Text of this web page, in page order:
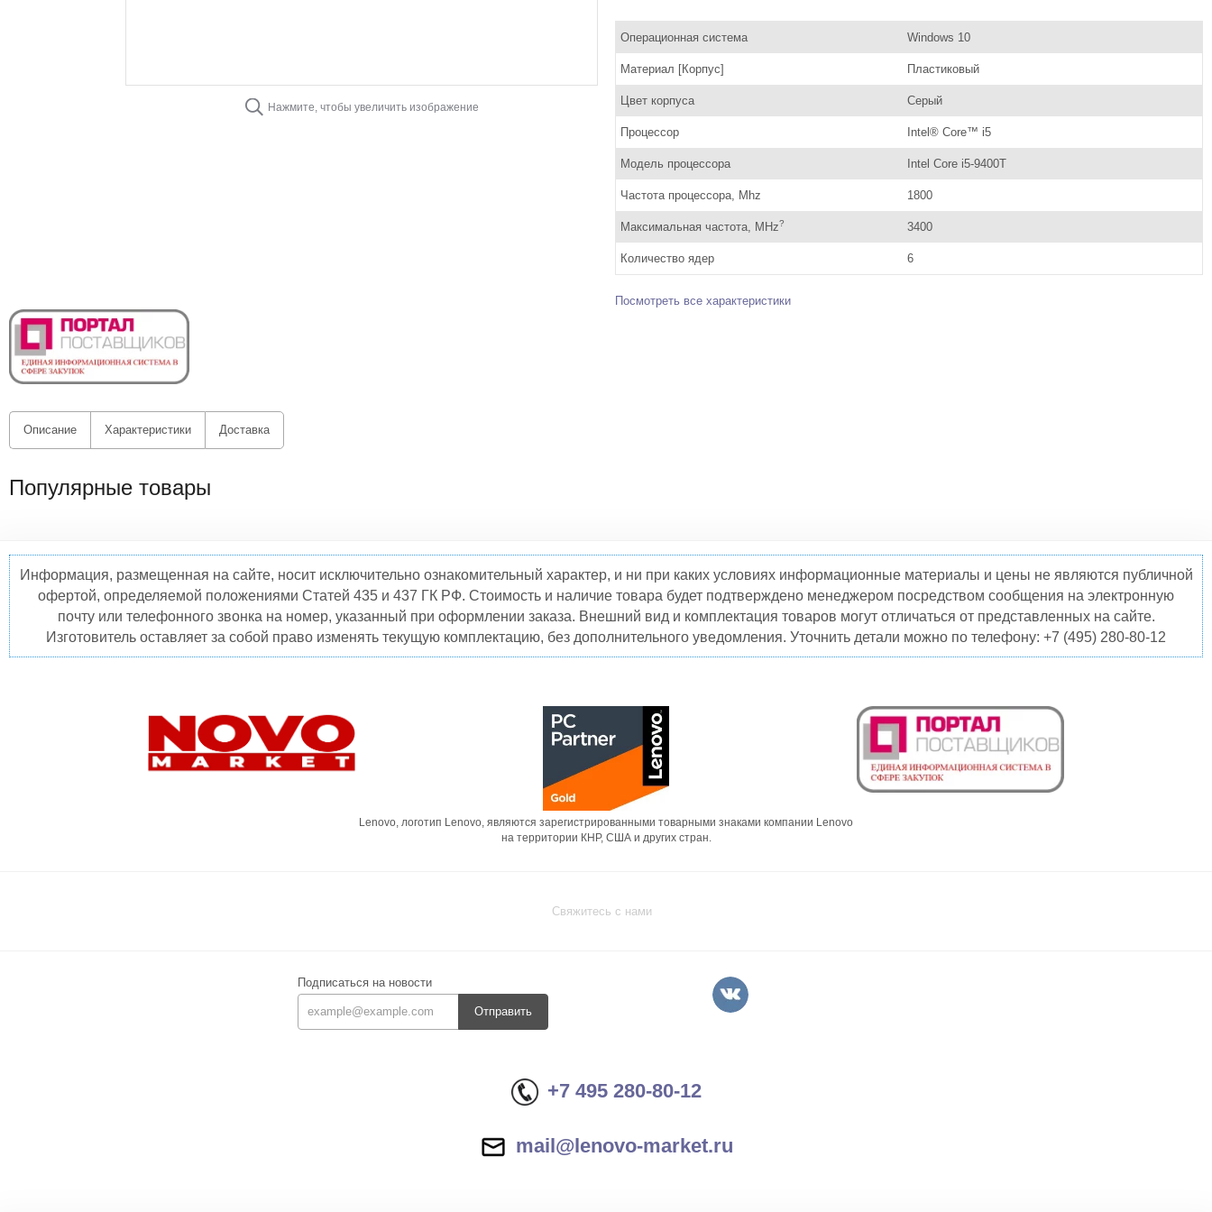
Нажмите, чтобы увеличить изображение
Операционная система Windows 10
Материал [Корпус] Пластиковый
Цвет корпуса Серый
Процессор Intel® Core™ i5
Модель процессора Intel Core i5-9400T
Частота процессора, Mhz 1800
Максимальная частота, MHz? 3400
Количество ядер 6
Посмотреть все характеристики
Описание Характеристики Доставка
Популярные товары
Информация, размещенная на сайте, носит исключительно ознакомительный характер, и ни при каких условиях информационные материалы и цены не являются публичной
офертой, определяемой положениями Статей 435 и 437 ГК РФ. Стоимость и наличие товара будет подтверждено менеджером посредством сообщения на электронную
почту или телефонного звонка на номер, указанный при оформлении заказа. Внешний вид и комплектация товаров могут отличаться от представленных на сайте.
Изготовитель оставляет за собой право изменять текущую комплектацию, без дополнительного уведомления. Уточнить детали можно по телефону: +7 (495) 280-80-12
Lenovo, логотип Lenovo, являются зарегистрированными товарными знаками компании Lenovo
на территории КНР, США и других стран.
Свяжитесь с нами
Подписаться на новости
Отправить
+7 495 280-80-12
mail@lenovo-market.ru